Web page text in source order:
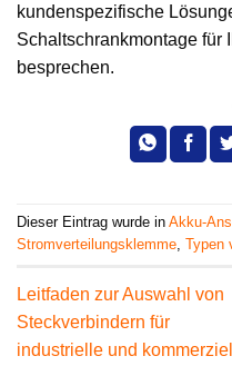
kundenspezifische
Schaltschrankmontage für
besprechen.
Dieser Eintrag wurde in Akku-
Stromverteilungsklemme, Typen
Leitfaden zur Auswahl von
Steckverbindern für
industrielle und